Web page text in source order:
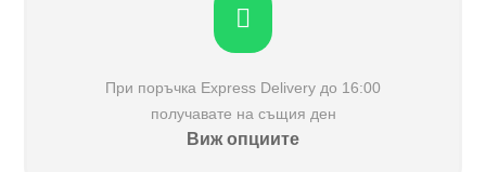
При поръчка Еxpress Delivery до 16:00
получавате на същия ден
Виж опциите